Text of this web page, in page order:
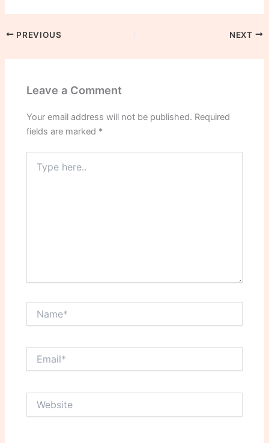
PREVIOUS NEXT
Leave a Comment
Your email address will not be published. Required
fields are marked *
here..